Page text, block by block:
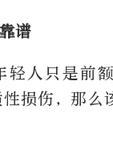
谱
轻人只是前
损伤，那么